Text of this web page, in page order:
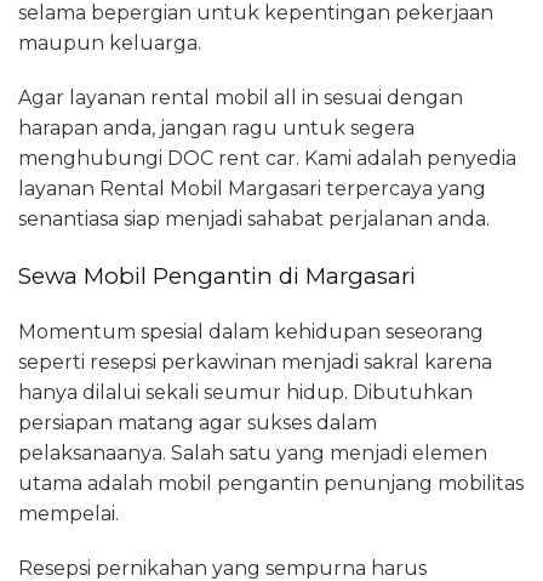
selama bepergian untuk kepentingan pekerjaan
maupun keluarga.
Agar layanan rental mobil all in sesuai dengan
harapan anda, jangan ragu untuk segera
menghubungi DOC rent car. Kami adalah penyedia
layanan Rental Mobil Margasari terpercaya yang
senantiasa siap menjadi sahabat perjalanan anda.
Sewa Mobil Pengantin di Margasari
Momentum spesial dalam kehidupan seseorang
seperti resepsi perkawinan menjadi sakral karena
hanya dilalui sekali seumur hidup. Dibutuhkan
persiapan matang agar sukses dalam
pelaksanaanya. Salah satu yang menjadi elemen
utama adalah mobil pengantin penunjang mobilitas
mempelai.
Resepsi pernikahan yang sempurna harus